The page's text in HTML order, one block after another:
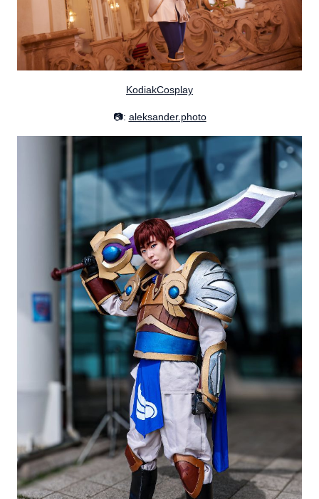
KodiakCosplay
📷: aleksander.photo